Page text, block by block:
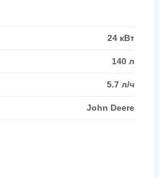
24 кВт
140 л
5.7 л/ч
John Deere